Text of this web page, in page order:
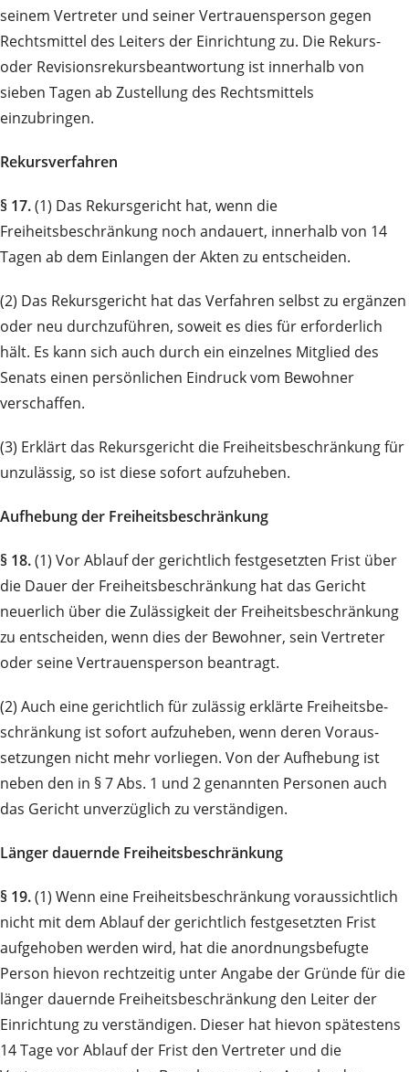
seinem Vertreter und seiner Vertrauensperson gegen
Rechtsmittel des Leiters der Einrichtung zu. Die Rekurs-
oder Revisions­rekurs­beantwortung ist innerhalb von
sieben Tagen ab Zustellung des Rechtsmittels
einzubringen.
Rekursverfahren
§ 17.(1) Das Rekursgericht hat, wenn die
Freiheitsbeschränkung noch andauert, innerhalb von 14
Tagen ab dem Einlangen der Akten zu entscheiden.
(2) Das Rekursgericht hat das Verfahren selbst zu ergänzen
oder neu durchzuführen, soweit es dies für erforderlich
hält. Es kann sich auch durch ein einzelnes Mitglied des
Senats einen persönlichen Ein­druck vom Bewohner
verschaffen.
(3) Erklärt das Rekursgericht die Freiheitsbeschränkung für
unzulässig, so ist diese sofort auf­zu­heben.
Aufhebung der Freiheitsbeschränkung
§ 18.(1) Vor Ablauf der gerichtlich festgesetzten Frist über
die Dauer der Freiheitsbeschränkung hat das Gericht
neuerlich über die Zulässigkeit der Freiheitsbeschränkung
zu entscheiden, wenn dies der Bewohner, sein Vertreter
oder seine Vertrauensperson beantragt.
(2) Auch eine gerichtlich für zulässig erklärte Freiheits­be­
schränkung ist sofort aufzuheben, wenn deren Voraus­
setzungen nicht mehr vorliegen. Von der Auf­he­bung ist
neben den in § 7 Abs. 1 und 2 genannten Personen auch
das Gericht unverzüglich zu verständigen.
Länger dauernde Freiheitsbeschränkung
§ 19.(1) Wenn eine Freiheitsbeschränkung voraussichtlich
nicht mit dem Ablauf der gerichtlich fest­gesetzten Frist
aufgehoben werden wird, hat die anordnungsbefugte
Person hievon rechtzeitig unter An­gabe der Gründe für die
länger dauernde Freiheitsbeschränkung den Leiter der
Einrichtung zu verständigen. Dieser hat hievon spätestens
14 Tage vor Ablauf der Frist den Vertreter und die